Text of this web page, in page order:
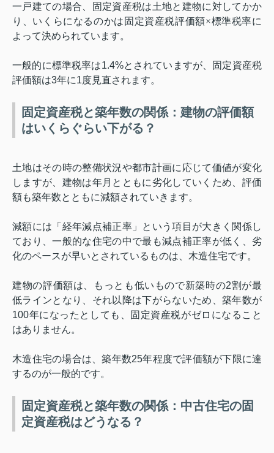
一戸建ての場合、固定資産税は土地と建物に対してかか
り、いくらになるのかは固定資産税評価額×標準税率に
よって決められています。
一般的に標準税率は1.4%とされていますが、固定資産税
評価額は3年に1度見直されます。
固定資産税と築年数の関係：建物の評価額
はいくらぐらい下がる？
土地はその時の整備状況や都市計画に応じて価値が変化
しますが、建物は年月とともに劣化していくため、評価
額も築年数とともに減額されていきます。
減額には「経年減点補正率」という項目が大きく関係し
ており、一般的な住宅の中で最も減点補正率が低く、劣
化のペースが早いとされているものは、木造住宅です。
建物の評価額は、もっとも低いもので新築時の2割が最
低ラインとなり、それ以降は下がらないため、築年数が
100年になったとしても、固定資産税がゼロになること
はありません。
木造住宅の場合は、築年数25年程度で評価額が下限に達
するのが一般的です。
固定資産税と築年数の関係：中古住宅の固
定資産税はどうなる？